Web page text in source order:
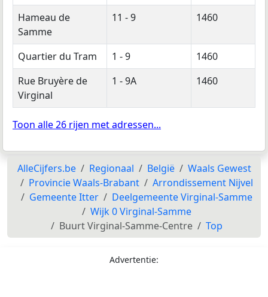
Hameau de
Samme
11 - 9 1460
Quartier du Tram 1 - 9
1460
Rue Bruyère de
Virginal
1 - 9A 1460
Toon alle 26 rijen met adressen...
AlleCijfers.be Regionaal België
Waals Gewest
Provincie Waals-Brabant
Arrondissement Nijvel
Gemeente Itter
Deelgemeente Virginal-Samme
Wijk 0 Virginal-Samme
Buurt Virginal-Samme-Centre
Top
Advertentie: